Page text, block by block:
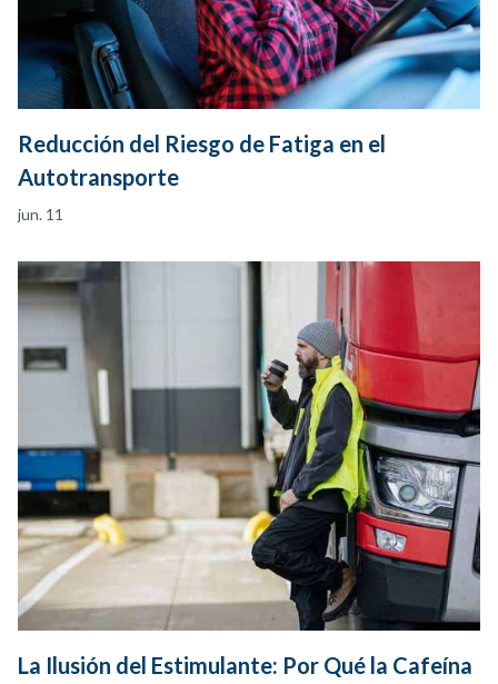
Reducción del Riesgo de Fatiga en el
Autotransporte
jun. 11
La Ilusión del Estimulante: Por Qué la Cafeína